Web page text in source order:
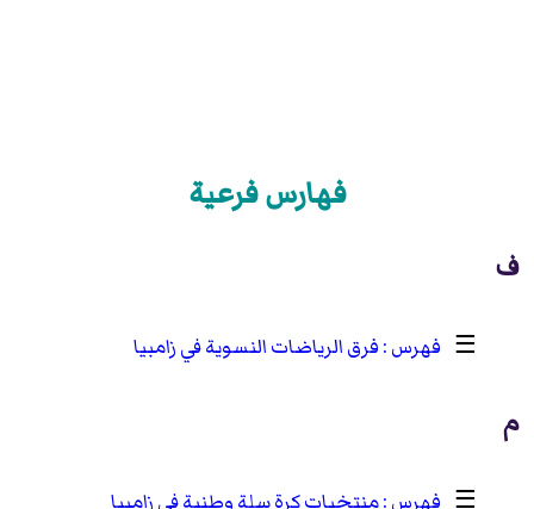
فهارس فرعية
ف
☰ فرق الرياضات النسوية في زامبيا
م
☰ منتخبات كرة سلة وطنية في زامبيا